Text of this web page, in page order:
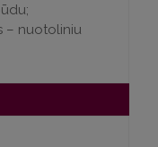
– nuotoliniu